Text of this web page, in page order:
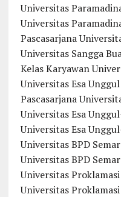
Universitas
Universitas
Pascasarjana
Universitas Sangga
Kelas Karyawan
Universitas Esa Unggul
Pascasarjana
Universitas Esa
Universitas Esa
Universitas BPD
Universitas BPD
Universitas
Universitas